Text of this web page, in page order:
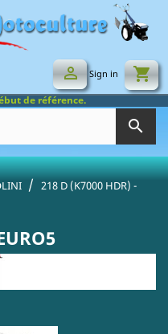
shopping_cart
 Sign in
search
de référence.
218 D (K7000 HDR) -